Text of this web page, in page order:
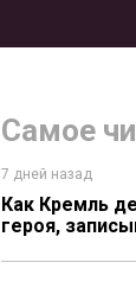
Самое
7 дней назад
Как Кремль
героя,